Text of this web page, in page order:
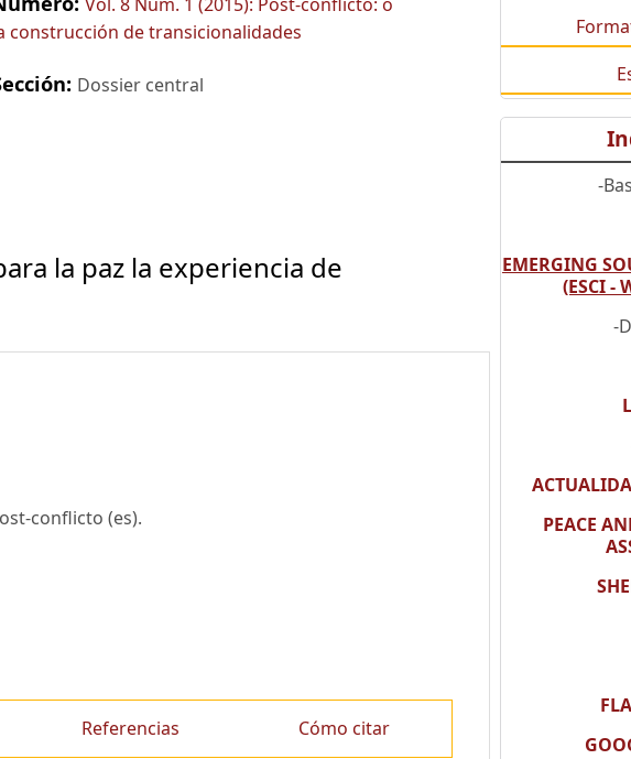
construcción de transicionalidades
Dossier central
la paz la experiencia de
conflicto (es).
Referencias Cómo citar
-
EMERGING
(ESCI -
-
PEACE